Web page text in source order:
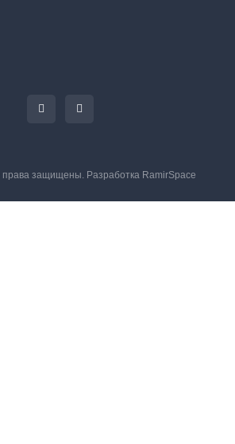
защищены. Разработка RamirSpace